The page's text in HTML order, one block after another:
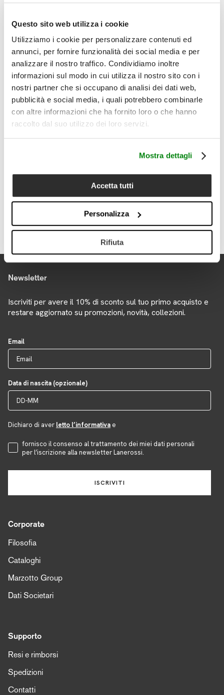
Questo sito web utilizza i cookie
Utilizziamo i cookie per personalizzare contenuti ed
annunci, per fornire funzionalità dei social media e per
analizzare il nostro traffico. Condividiamo inoltre
informazioni sul modo in cui utilizza il nostro sito con i
nostri partner che si occupano di analisi dei dati web,
pubblicità e social media, i quali potrebbero combinarle
con altre informazioni che ha fornito loro o che hanno
raccolto dal suo utilizzo dei loro servizi.
Mostra dettagli
Accetta tutti
Personalizza
Rifiuta
attraverso toni intensi su fondi chiari e luminosi. Una parure
percalle fresca, decorativa e riconoscibile, capace di portare
Il prodotto comprende:
1 lenzuolo piano matrimoniale 260x240 cm + 56 cm di
balza + 2 federe 50x80 cm con 4 volani da 2,5 cm
Dettagli
• Tipologia prodotto: parure lenzuola matrimoniale
• Composizione: 100% cotone percalle
• Qualità: 200 TC
• Misura lenzuolo piano: 260x240 cm + 56 cm di balza
• Misura federe: 50x80 cm
• Federe con 4 volani da 2,5 cm
• Linee sinuose, superfici vibranti e sagome floreali leggere
• Mano fresca, liscia e piacevole sulla pelle
• Superficie compatta e regolare
• Cura del prodotto: lavabile a 40°C; non candeggiare al
cloro; asciugatrice a basse temperature; stirare max 150°C;
lavare separatamente con ciclo delicato
Newsletter
Iscriviti per avere il 10% di sconto sul tuo primo acquisto e
restare aggiornato su promozioni, novità, collezioni.
Email
Data di nascita (opzionale)
Dichiaro di aver letto l’informativa e
Accettazione Privacy
fornisco il consenso al trattamento dei miei dati personali
per l’iscrizione alla newsletter Lanerossi.
ISCRIVITI
Corporate
Filosofia
Cataloghi
Marzotto Group
Dati Societari
Supporto
Resi e rimborsi
Spedizioni
Contatti